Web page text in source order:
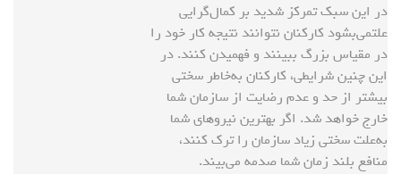
در این سبک تمرکز شدید بر کمال‌گرایی
علتمی‌بشود کارکنان نتوانند نتیجه کار خود را
در مقیاس بزرگ ببینند و فهمیدن کنند. در
این چنین شرایطی، کارکنان به‌خاطر سختی
بیشتر از حد و عدم رضایت از سازمان شما
خارج خواهد شد. اگر بهترین نیروهای شما
به‌علت سختی زیاد سازمان را ترک کنند،
منافع بلند زمان شما صدمه می‌بیند.